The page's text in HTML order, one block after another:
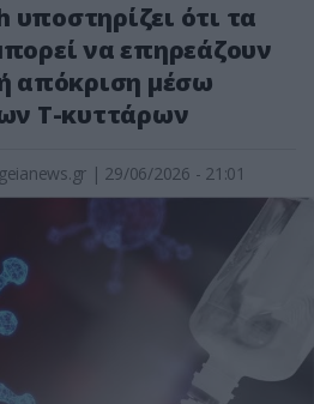
υποστηρίζει ότι τα
να επηρεάζουν
απόκριση μέσω
Τ-κυττάρων
| 29/06/2026 - 21:01